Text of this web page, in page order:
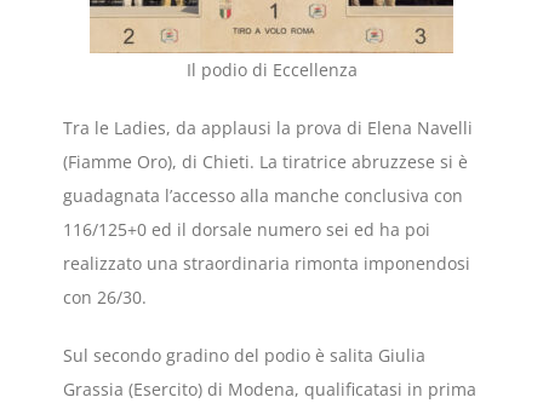
Il podio di Eccellenza
Tra le Ladies, da applausi la prova di Elena Navelli
(Fiamme Oro), di Chieti. La tiratrice abruzzese si è
guadagnata l’accesso alla manche conclusiva con
116/125+0 ed il dorsale numero sei ed ha poi
realizzato una straordinaria rimonta imponendosi
con 26/30.
Sul secondo gradino del podio è salita Giulia
Grassia (Esercito) di Modena, qualificatasi in prima